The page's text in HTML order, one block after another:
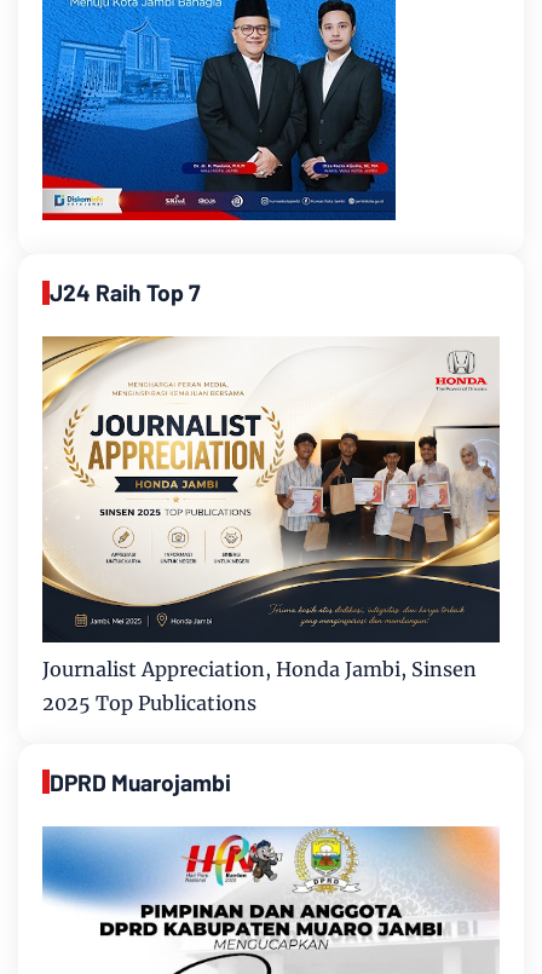
J24 Raih Top 7
Journalist Appreciation, Honda Jambi, Sinsen
2025 Top Publications
DPRD Muarojambi